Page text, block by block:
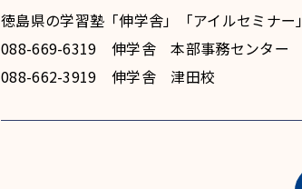
徳島県の学習塾「伸学舎」「アイルセミナー」
088-669-6319 伸学舎 本部事務センター
088-662-3919 伸学舎 津田校